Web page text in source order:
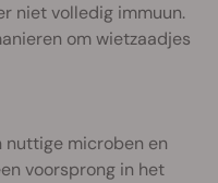
niet volledig immuun.
om wietzaadjes
nuttige microben en
voorsprong in het